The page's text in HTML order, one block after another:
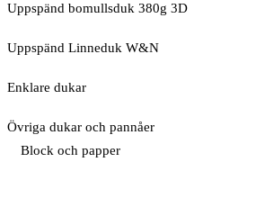
Uppspänd bomullsduk 380g 3D
Uppspänd Linneduk W&N
Enklare dukar
Övriga dukar och pannåer
Block och papper